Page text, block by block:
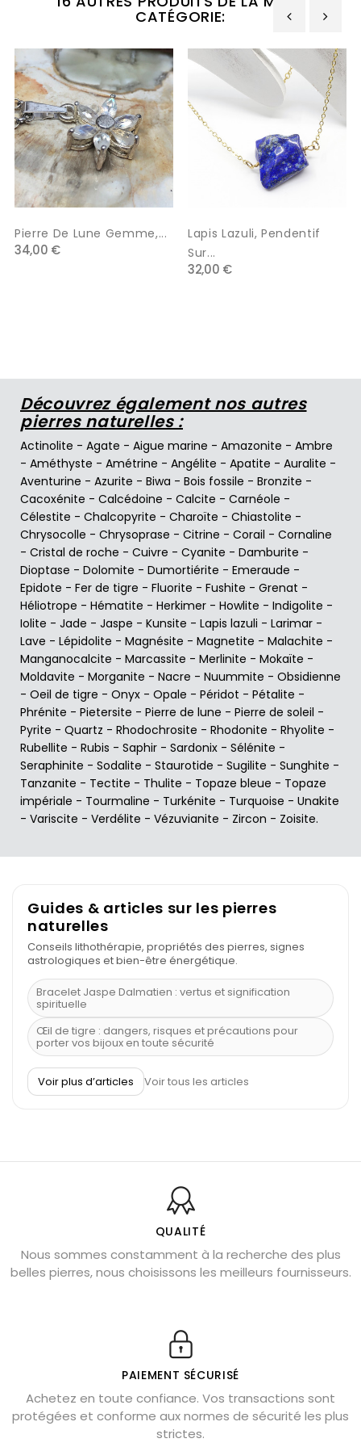
CATÉGORIE:
Pierre De Lune Gemme,...
34,00 €
Lapis Lazuli, Pendentif
Sur...
32,00 €
‹ ›
Découvrez également nos autres
pierres naturelles :
Actinolite - Agate - Aigue marine - Amazonite - Ambre
- Améthyste - Amétrine - Angélite - Apatite - Auralite -
Aventurine - Azurite - Biwa - Bois fossile - Bronzite -
Cacoxénite - Calcédoine - Calcite - Carnéole -
Célestite - Chalcopyrite - Charoïte - Chiastolite -
Chrysocolle - Chrysoprase - Citrine - Corail - Cornaline
- Cristal de roche - Cuivre - Cyanite - Damburite -
Dioptase - Dolomite - Dumortiérite - Emeraude -
Epidote - Fer de tigre - Fluorite - Fushite - Grenat -
Héliotrope - Hématite - Herkimer - Howlite - Indigolite -
Iolite - Jade - Jaspe - Kunsite - Lapis lazuli - Larimar -
Lave - Lépidolite - Magnésite - Magnetite - Malachite -
Manganocalcite - Marcassite - Merlinite - Mokaïte -
Moldavite - Morganite - Nacre - Nuummite - Obsidienne
- Oeil de tigre - Onyx - Opale - Péridot - Pétalite -
Phrénite - Pietersite - Pierre de lune - Pierre de soleil -
Pyrite - Quartz - Rhodochrosite - Rhodonite - Rhyolite -
Rubellite - Rubis - Saphir - Sardonix - Sélénite -
Seraphinite - Sodalite - Staurotide - Sugilite - Sunghite -
Tanzanite - Tectite - Thulite - Topaze bleue - Topaze
impériale - Tourmaline - Turkénite - Turquoise - Unakite
- Variscite - Verdélite - Vézuvianite - Zircon - Zoisite.
Guides & articles sur les pierres
naturelles
Conseils lithothérapie, propriétés des pierres, signes
astrologiques et bien-être énergétique.
Bracelet Jaspe Dalmatien : vertus et signification
spirituelle
Œil de tigre : dangers, risques et précautions pour
porter vos bijoux en toute sécurité
À quel poignet porter un bracelet de pierre
Découvrez le scorpion et ses pierres
Bienfaits de la sélénite – pierre des anges
L’améthyste est-elle faite pour moi ?
Chrysocolle : pierre apaisante
Obsidienne dorée : vertus et signification
Véritable citrine naturelle non chauffée
Où placer la citrine dans la maison
Cornaline : propriétés magiques
Capricorne : quelles pierres choisir
Voir plus d’articles Voir tous les articles
QUALITÉ
Nous sommes constamment à la recherche des plus
belles pierres, nous choisissons les meilleurs fournisseurs.
PAIEMENT SÉCURISÉ
Achetez en toute confiance. Vos transactions sont
protégées et conforme aux normes de sécurité les plus
strictes.